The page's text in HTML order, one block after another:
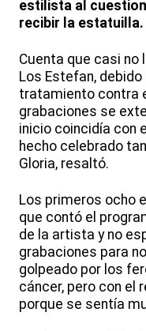
estilista al
recibir la estatuilla.
Cuenta que casi no
Los Estefan,
tratamiento contra
grabaciones se
inicio coincidía con
hecho celebrado
Gloria, resaltó.
Los primeros ocho
que contó el
de la artista y no
grabaciones para
golpeado por los
cáncer, pero con el
porque se sentía